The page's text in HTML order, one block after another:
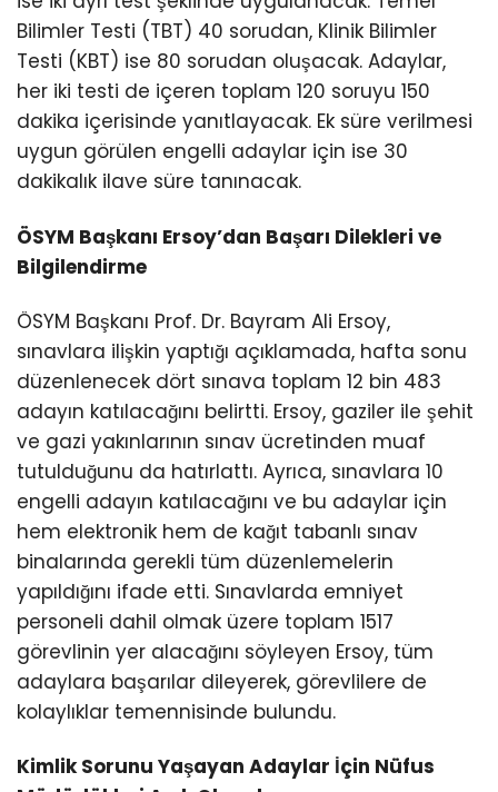
Bilimler Testi (TBT) 40 sorudan, Klinik Bilimler
Testi (KBT) ise 80 sorudan oluşacak. Adaylar,
her iki testi de içeren toplam 120 soruyu 150
dakika içerisinde yanıtlayacak. Ek süre verilmesi
uygun görülen engelli adaylar için ise 30
dakikalık ilave süre tanınacak.
ÖSYM Başkanı Ersoy’dan Başarı Dilekleri ve
Bilgilendirme
ÖSYM Başkanı Prof. Dr. Bayram Ali Ersoy,
sınavlara ilişkin yaptığı açıklamada, hafta sonu
düzenlenecek dört sınava toplam 12 bin 483
adayın katılacağını belirtti. Ersoy, gaziler ile şehit
ve gazi yakınlarının sınav ücretinden muaf
tutulduğunu da hatırlattı. Ayrıca, sınavlara 10
engelli adayın katılacağını ve bu adaylar için
hem elektronik hem de kağıt tabanlı sınav
binalarında gerekli tüm düzenlemelerin
yapıldığını ifade etti. Sınavlarda emniyet
personeli dahil olmak üzere toplam 1517
görevlinin yer alacağını söyleyen Ersoy, tüm
adaylara başarılar dileyerek, görevlilere de
kolaylıklar temennisinde bulundu.
Kimlik Sorunu Yaşayan Adaylar İçin Nüfus